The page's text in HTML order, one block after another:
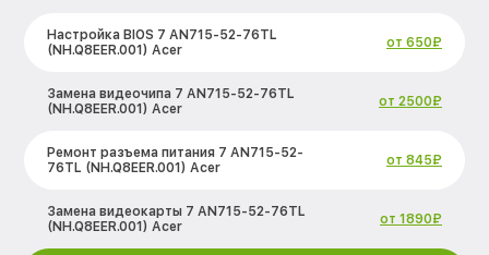
Настройка BIOS 7 AN715-52-76TL
(NH.Q8EER.001) Acer
от 650₽
Замена видеочипа 7 AN715-52-76TL
(NH.Q8EER.001) Acer
от 2500₽
Ремонт разъема питания 7 AN715-52-
76TL (NH.Q8EER.001) Acer
от 845₽
Замена видеокарты 7 AN715-52-76TL
(NH.Q8EER.001) Acer
от 1890₽